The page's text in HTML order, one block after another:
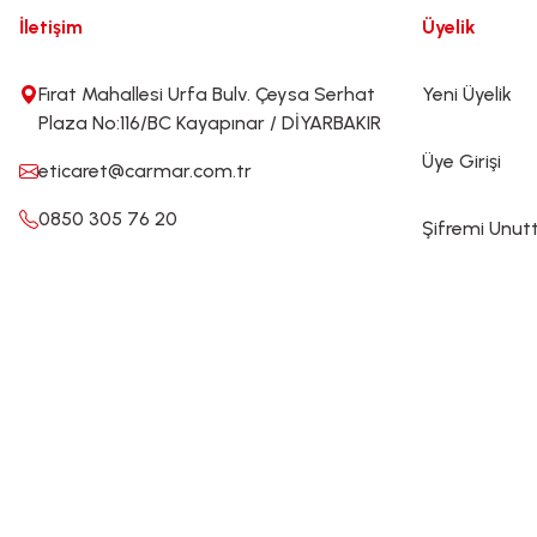
İletişim
Fırat Mahallesi Urfa Bulv. Çeysa Serhat
Plaza No:116/BC Kayapınar / DİYARBAKIR
eticaret@carmar.com.tr
0850 305 76 20
Üyelik
Yeni Üyelik
Üye Girişi
Şifremi